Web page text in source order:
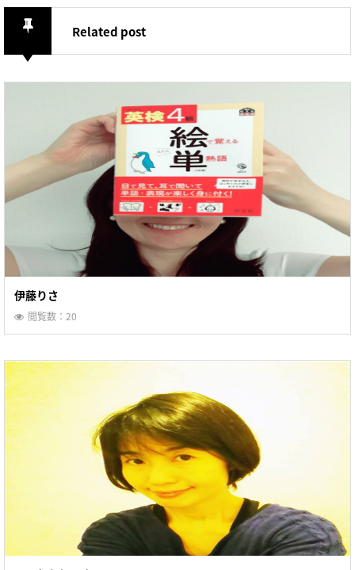
こ
Related post
伊藤りさ
閲覧数：20